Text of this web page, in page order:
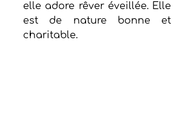
elle adore rêver éveillée. Elle
est de nature bonne et
charitable.